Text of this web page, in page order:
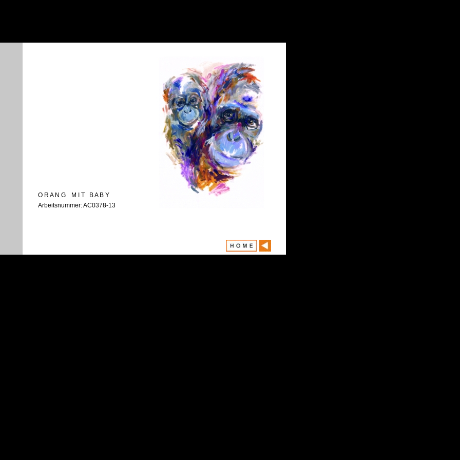
O R A N G M I T
B A B Y
Arbeitsnummer: AC0378-13